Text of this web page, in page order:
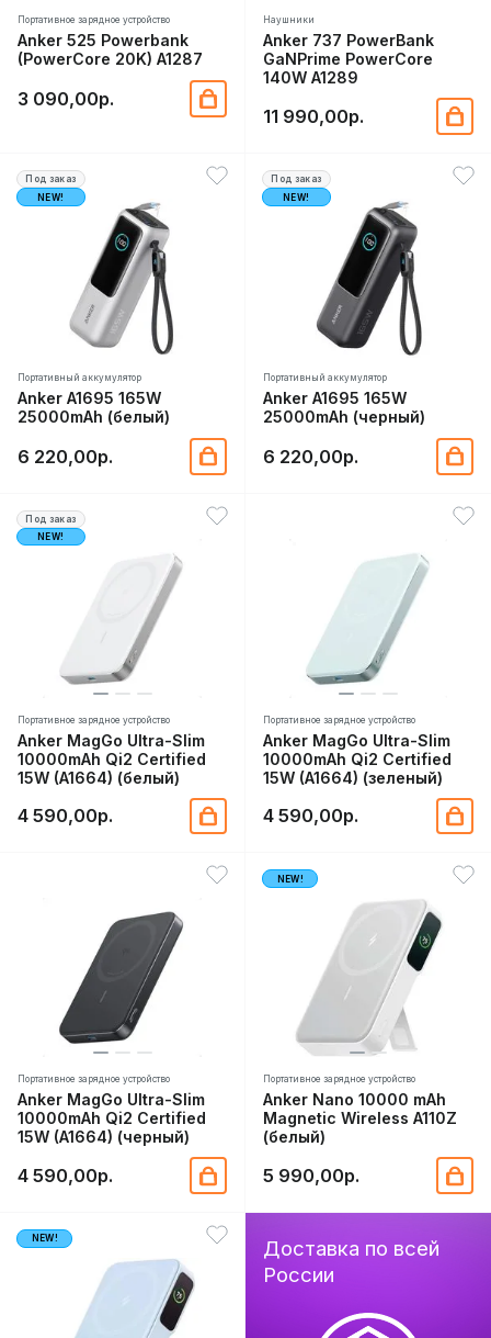
Портативное зарядное устройство
Anker 525 Powerbank
(PowerCore 20K) A1287
3 090,00р.
Наушники
Anker 737 PowerBank
GaNPrime PowerCore
140W A1289
11 990,00р.
Под заказ
NEW!
Портативный аккумулятор
Anker A1695 165W
25000mAh (белый)
6 220,00р.
Под заказ
NEW!
Портативный аккумулятор
Anker A1695 165W
25000mAh (черный)
6 220,00р.
Под заказ
NEW!
Портативное зарядное устройство
Anker MagGo Ultra-Slim
10000mAh Qi2 Certified
15W (A1664) (белый)
4 590,00р.
Портативное зарядное устройство
Anker MagGo Ultra-Slim
10000mAh Qi2 Certified
15W (A1664) (зеленый)
4 590,00р.
Портативное зарядное устройство
Anker MagGo Ultra-Slim
10000mAh Qi2 Certified
15W (A1664) (черный)
4 590,00р.
NEW!
Портативное зарядное устройство
Anker Nano 10000 mAh
Magnetic Wireless A110Z
(белый)
5 990,00р.
NEW!
Доставка по всей
России